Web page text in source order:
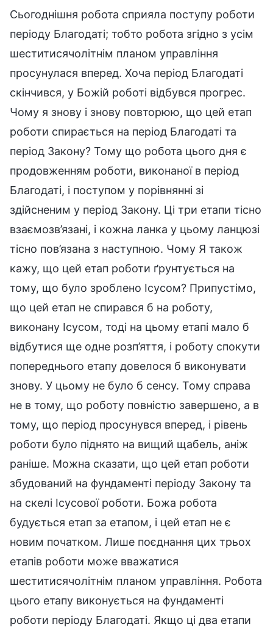
Сьогоднішня робота сприяла поступу роботи
періоду Благодаті; тобто робота згідно з усім
шеститисячолітнім планом управління
просунулася вперед. Хоча період Благодаті
скінчився, у Божій роботі відбувся прогрес.
Чому я знову і знову повторюю, що цей етап
роботи спирається на період Благодаті та
період Закону? Тому що робота цього дня є
продовженням роботи, виконаної в період
Благодаті, і поступом у порівнянні зі
здійсненим у період Закону. Ці три етапи тісно
взаємозв’язані, і кожна ланка у цьому ланцюзі
тісно пов’язана з наступною. Чому Я також
кажу, що цей етап роботи ґрунтується на
тому, що було зроблено Ісусом? Припустімо,
що цей етап не спирався б на роботу,
виконану Ісусом, тоді на цьому етапі мало б
відбутися ще одне розп’яття, і роботу спокути
попереднього етапу довелося б виконувати
знову. У цьому не було б сенсу. Тому справа
не в тому, що роботу повністю завершено, а в
тому, що період просунувся вперед, і рівень
роботи було піднято на вищий щабель, аніж
раніше. Можна сказати, що цей етап роботи
збудований на фундаменті періоду Закону та
на скелі Ісусової роботи. Божа робота
будується етап за етапом, і цей етап не є
новим початком. Лише поєднання цих трьох
етапів роботи може вважатися
шеститисячолітнім планом управління. Робота
цього етапу виконується на фундаменті
роботи періоду Благодаті. Якщо ці два етапи